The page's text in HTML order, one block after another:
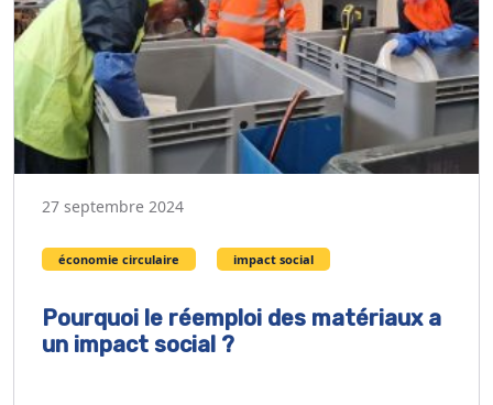
27 septembre 2024
économie circulaire impact social
Pourquoi le réemploi des matériaux a
un impact social ?